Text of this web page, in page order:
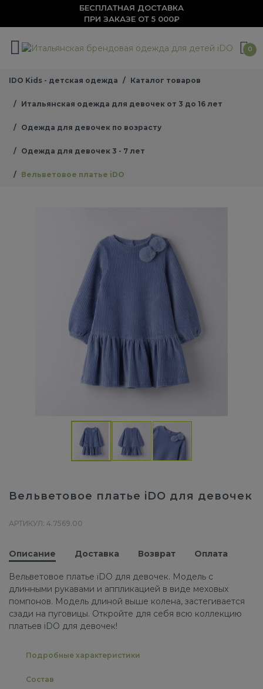
БЕСПЛАТНАЯ ДОСТАВКА
ПРИ ЗАКАЗЕ ОТ 5 000₽
0
IDO Kids - детская одежда Каталог товаров
Итальянская одежда для девочек от 3 до 16 лет
Одежда для девочек по возрасту
Одежда для девочек 3 - 7 лет
Вельветовое платье iDO
Вельветовое платье iDO для девочек
АРТИКУЛ: 4.7569.00
Описание Доставка Возврат Оплата
Вельветовое платье iDO для девочек. Модель с
длинными рукавами и аппликацией в виде меховых
помпонов. Модель длиной выше колена, застегивается
сзади на пуговицы. Откройте для себя всю коллекцию
платьев iDO для девочек!
Подробные характеристики
Состав